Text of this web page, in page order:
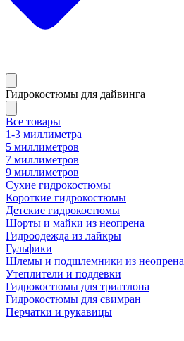
Гидрокостюмы для дайвинга
Все товары
1-3 миллиметра
5 миллиметров
7 миллиметров
9 миллиметров
Сухие гидрокостюмы
Короткие гидрокостюмы
Детские гидрокостюмы
Шорты и майки из неопрена
Гидроодежда из лайкры
Гульфики
Шлемы и подшлемники из неопрена
Утеплители и поддевки
Гидрокостюмы для триатлона
Гидрокостюмы для свимран
Перчатки и рукавицы